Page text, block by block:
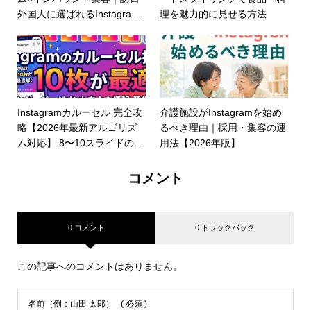
外国人に選ばれるInstagram
理を魅力的に見せる方法
Instagramカルーセル 完全攻
略【2026年最新アルゴリズ
ム対応】 8〜10スライドの設
介護施設がInstagramを始め
るべき理由｜採用・集客の運
用法【2026年版】
コメント
0 コメント 0 トラックバック
この記事へのコメントはありません。
名前（例：山田 太郎） ( 必須 )